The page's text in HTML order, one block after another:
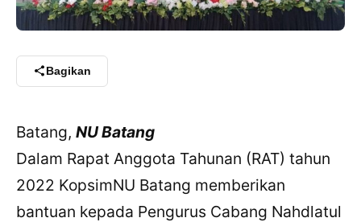
Bagikan
Batang, NU Batang
Dalam Rapat Anggota Tahunan (RAT) tahun
2022 KopsimNU Batang memberikan
bantuan kepada Pengurus Cabang Nahdlatul